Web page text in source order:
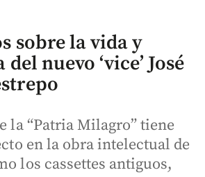
sobre la vida y
nuevo ‘vice’ José
la “Patria Milagro” tiene
en la obra intelectual de
los cassettes antiguos,